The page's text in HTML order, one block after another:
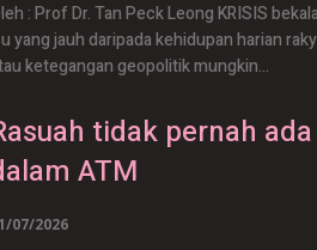
: Prof Dr. Tan Peck Leong KRISIS
yang jauh daripada kehidupan harian
ketegangan geopolitik mungkin...
tidak pernah
ATM
07/2026